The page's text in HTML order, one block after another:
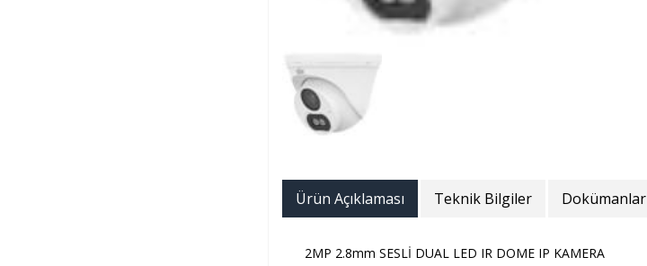
Ürün Açıklaması Teknik Bilgiler Dokümanlar
2MP 2.8mm SESLİ DUAL LED IR DOME IP KAMERA